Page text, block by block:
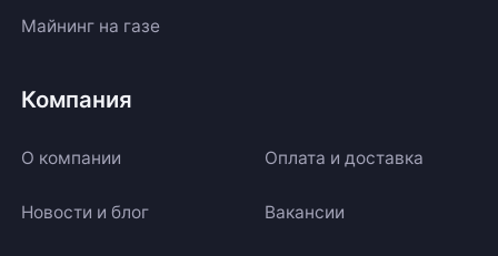
Майнинг на газе
Компания
О компании Оплата и доставка
Новости и блог Вакансии